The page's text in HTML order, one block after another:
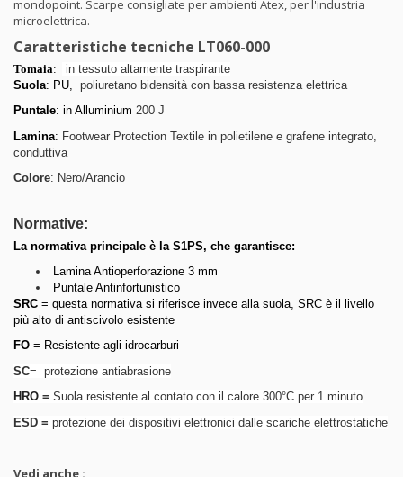
mondopoint. Scarpe consigliate per ambienti Atex, per l'industria
microelettrica.
Caratteristiche tecniche LT060-000
Tomaia: in tessuto altamente traspirante
Suola: PU, poliuretano bidensità con bassa resistenza elettrica
Puntale: in Alluminium 200 J
Lamina: Footwear Protection Textile in polietilene e grafene integrato,
conduttiva
Colore: Nero/Arancio
Normative:
La normativa principale è la S1PS, che garantisce:
Lamina Antioperforazione 3 mm
Puntale Antinfortunistico
SRC = questa normativa si riferisce invece alla suola, SRC è il livello
più alto di antiscivolo esistente
FO = Resistente agli idrocarburi
SC= protezione antiabrasione
HRO = Suola resistente al contato con il calore 300°C per 1 minuto
ESD = protezione dei dispositivi elettronici dalle scariche elettrostatiche
Vedi anche :